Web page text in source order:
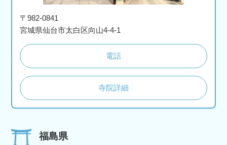
〒982-0841
宮城県仙台市太白区向山4-4-1
電話
寺院詳細
福島県